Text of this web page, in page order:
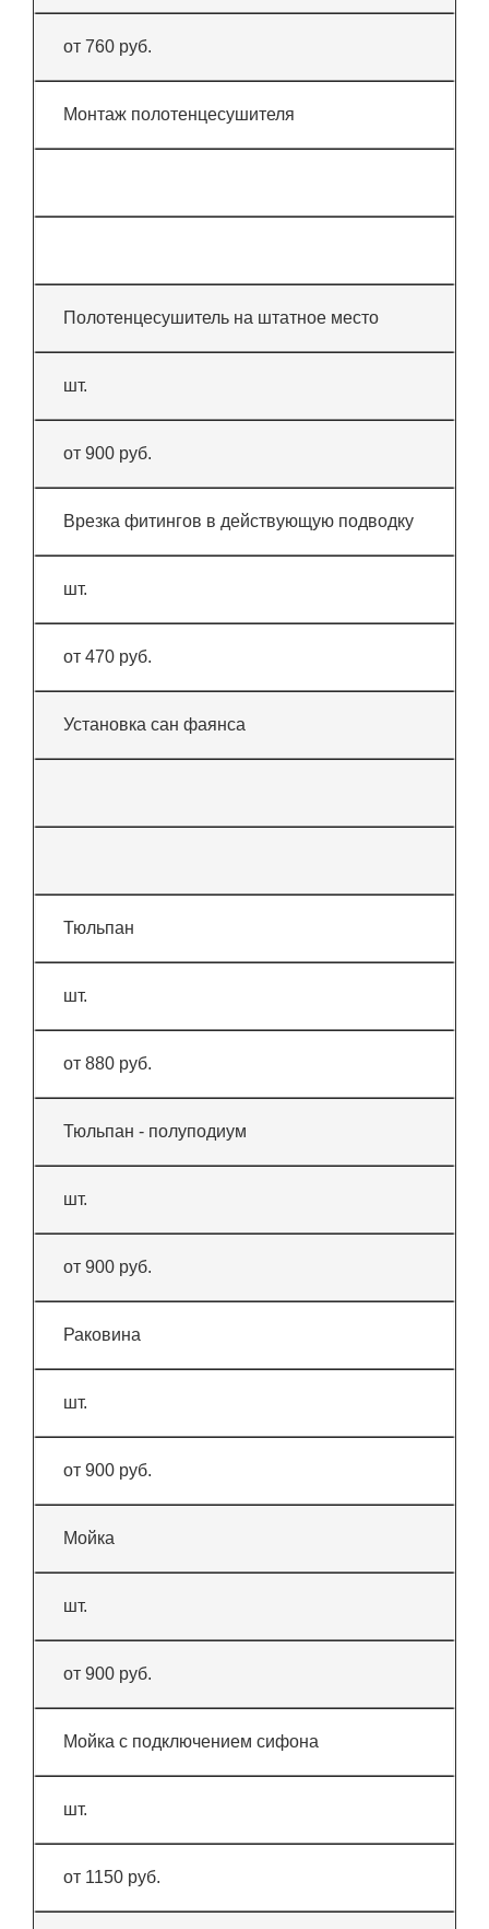
от 760 руб.
Монтаж полотенцесушителя
Полотенцесушитель на штатное место
шт.
от 900 руб.
Врезка фитингов в действующую подводку
шт.
от 470 руб.
Установка сан фаянса
Тюльпан
шт.
от 880 руб.
Тюльпан - полуподиум
шт.
от 900 руб.
Раковина
шт.
от 900 руб.
Мойка
шт.
от 900 руб.
Мойка с подключением сифона
шт.
от 1150 руб.